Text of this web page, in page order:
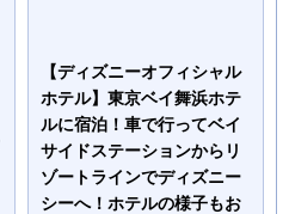
【ディズニーオフィシャル
ホテル】東京ベイ舞浜ホテ
ルに宿泊！車で行ってベイ
サイドステーションからリ
ゾートラインでディズニー
シーへ！ホテルの様子もお